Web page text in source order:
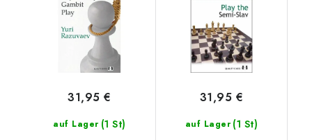
auf Lager (1 St)
31,95 €
auf Lager (1 St)
31,95 €